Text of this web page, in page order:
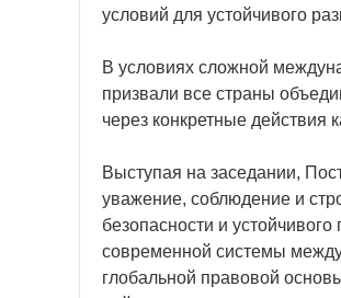
условий для устойчивого
В условиях сложной
призвали все страны
через конкретные
Выступая на заседании,
уважение, соблюдение и
безопасности и
современной системы
глобальной правовой